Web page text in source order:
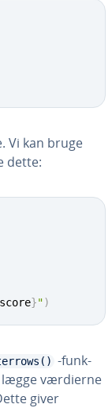
Vi kan bruge
dette:
}")
-funk­
lægge værdierne
giver